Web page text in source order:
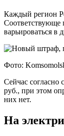
Каждый регион
Соответствующе
варьироваться в
Фото:
Сейчас
руб., при этом
них нет.
На